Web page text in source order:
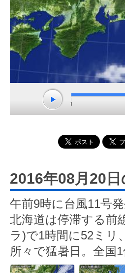
2016年08月20
午前9時に台風11号
北海道は停滞する前
ラ)で1時間に52ミリ
所々で猛暑日。全国